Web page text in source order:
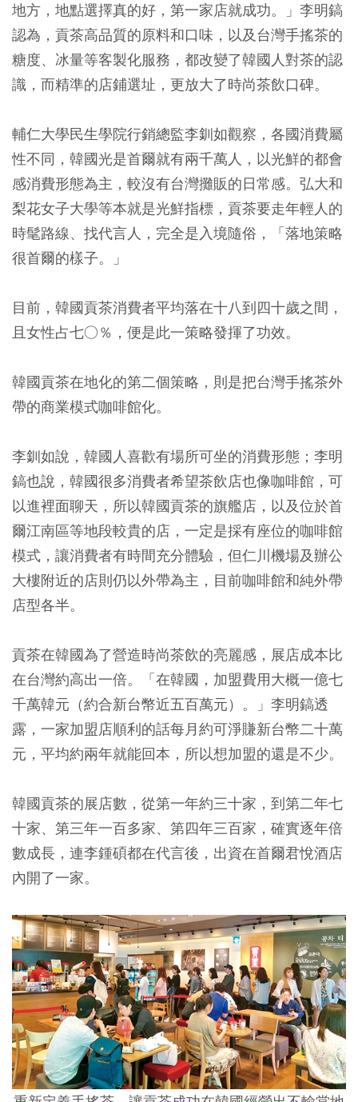
地方，地點選擇真的好，第一家店就成功。」李明鎬
認為，貢茶高品質的原料和口味，以及台灣手搖茶的
糖度、冰量等客製化服務，都改變了韓國人對茶的認
識，而精準的店鋪選址，更放大了時尚茶飲口碑。
輔仁大學民生學院行銷總監李釧如觀察，各國消費屬
性不同，韓國光是首爾就有兩千萬人，以光鮮的都會
感消費形態為主，較沒有台灣攤販的日常感。弘大和
梨花女子大學等本就是光鮮指標，貢茶要走年輕人的
時髦路線、找代言人，完全是入境隨俗，「落地策略
很首爾的樣子。」
目前，韓國貢茶消費者平均落在十八到四十歲之間，
且女性占七○％，便是此一策略發揮了功效。
韓國貢茶在地化的第二個策略，則是把台灣手搖茶外
帶的商業模式咖啡館化。
李釧如說，韓國人喜歡有場所可坐的消費形態；李明
鎬也說，韓國很多消費者希望茶飲店也像咖啡館，可
以進裡面聊天，所以韓國貢茶的旗艦店，以及位於首
爾江南區等地段較貴的店，一定是採有座位的咖啡館
模式，讓消費者有時間充分體驗，但仁川機場及辦公
大樓附近的店則仍以外帶為主，目前咖啡館和純外帶
店型各半。
貢茶在韓國為了營造時尚茶飲的亮麗感，展店成本比
在台灣約高出一倍。「在韓國，加盟費用大概一億七
千萬韓元（約合新台幣近五百萬元）。」李明鎬透
露，一家加盟店順利的話每月約可淨賺新台幣二十萬
元，平均約兩年就能回本，所以想加盟的還是不少。
韓國貢茶的展店數，從第一年約三十家，到第二年七
十家、第三年一百多家、第四年三百家，確實逐年倍
數成長，連李鍾碩都在代言後，出資在首爾君悅酒店
內開了一家。